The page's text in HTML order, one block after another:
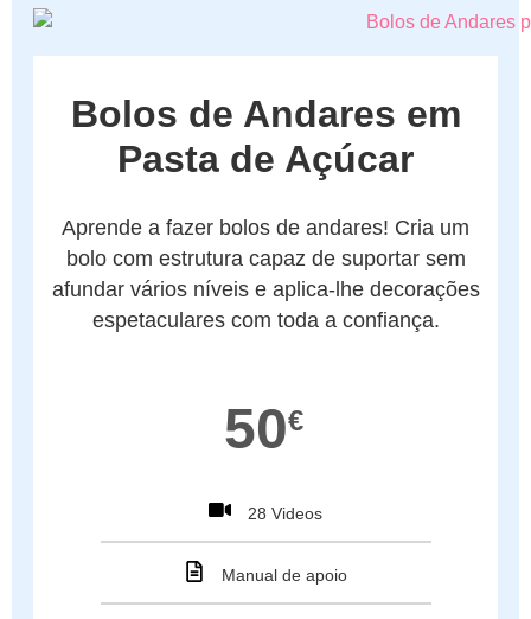
Bolos de Andares em
Pasta de Açúcar
Aprende a fazer bolos de andares! Cria um
bolo com estrutura capaz de suportar sem
afundar vários níveis e aplica-lhe decorações
espetaculares com toda a confiança.
50€
28 Videos
Manual de apoio